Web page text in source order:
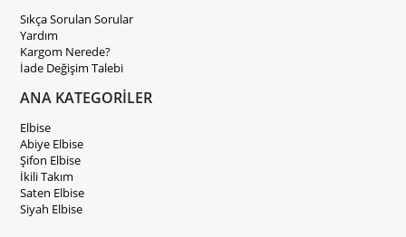
Sıkça Sorulan Sorular
Yardım
Kargom Nerede?
İade Değişim Talebi
ANA KATEGORİLER
Elbise
Abiye Elbise
Şifon Elbise
İkili Takım
Saten Elbise
Siyah Elbise